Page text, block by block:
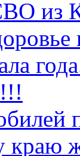
из
краю